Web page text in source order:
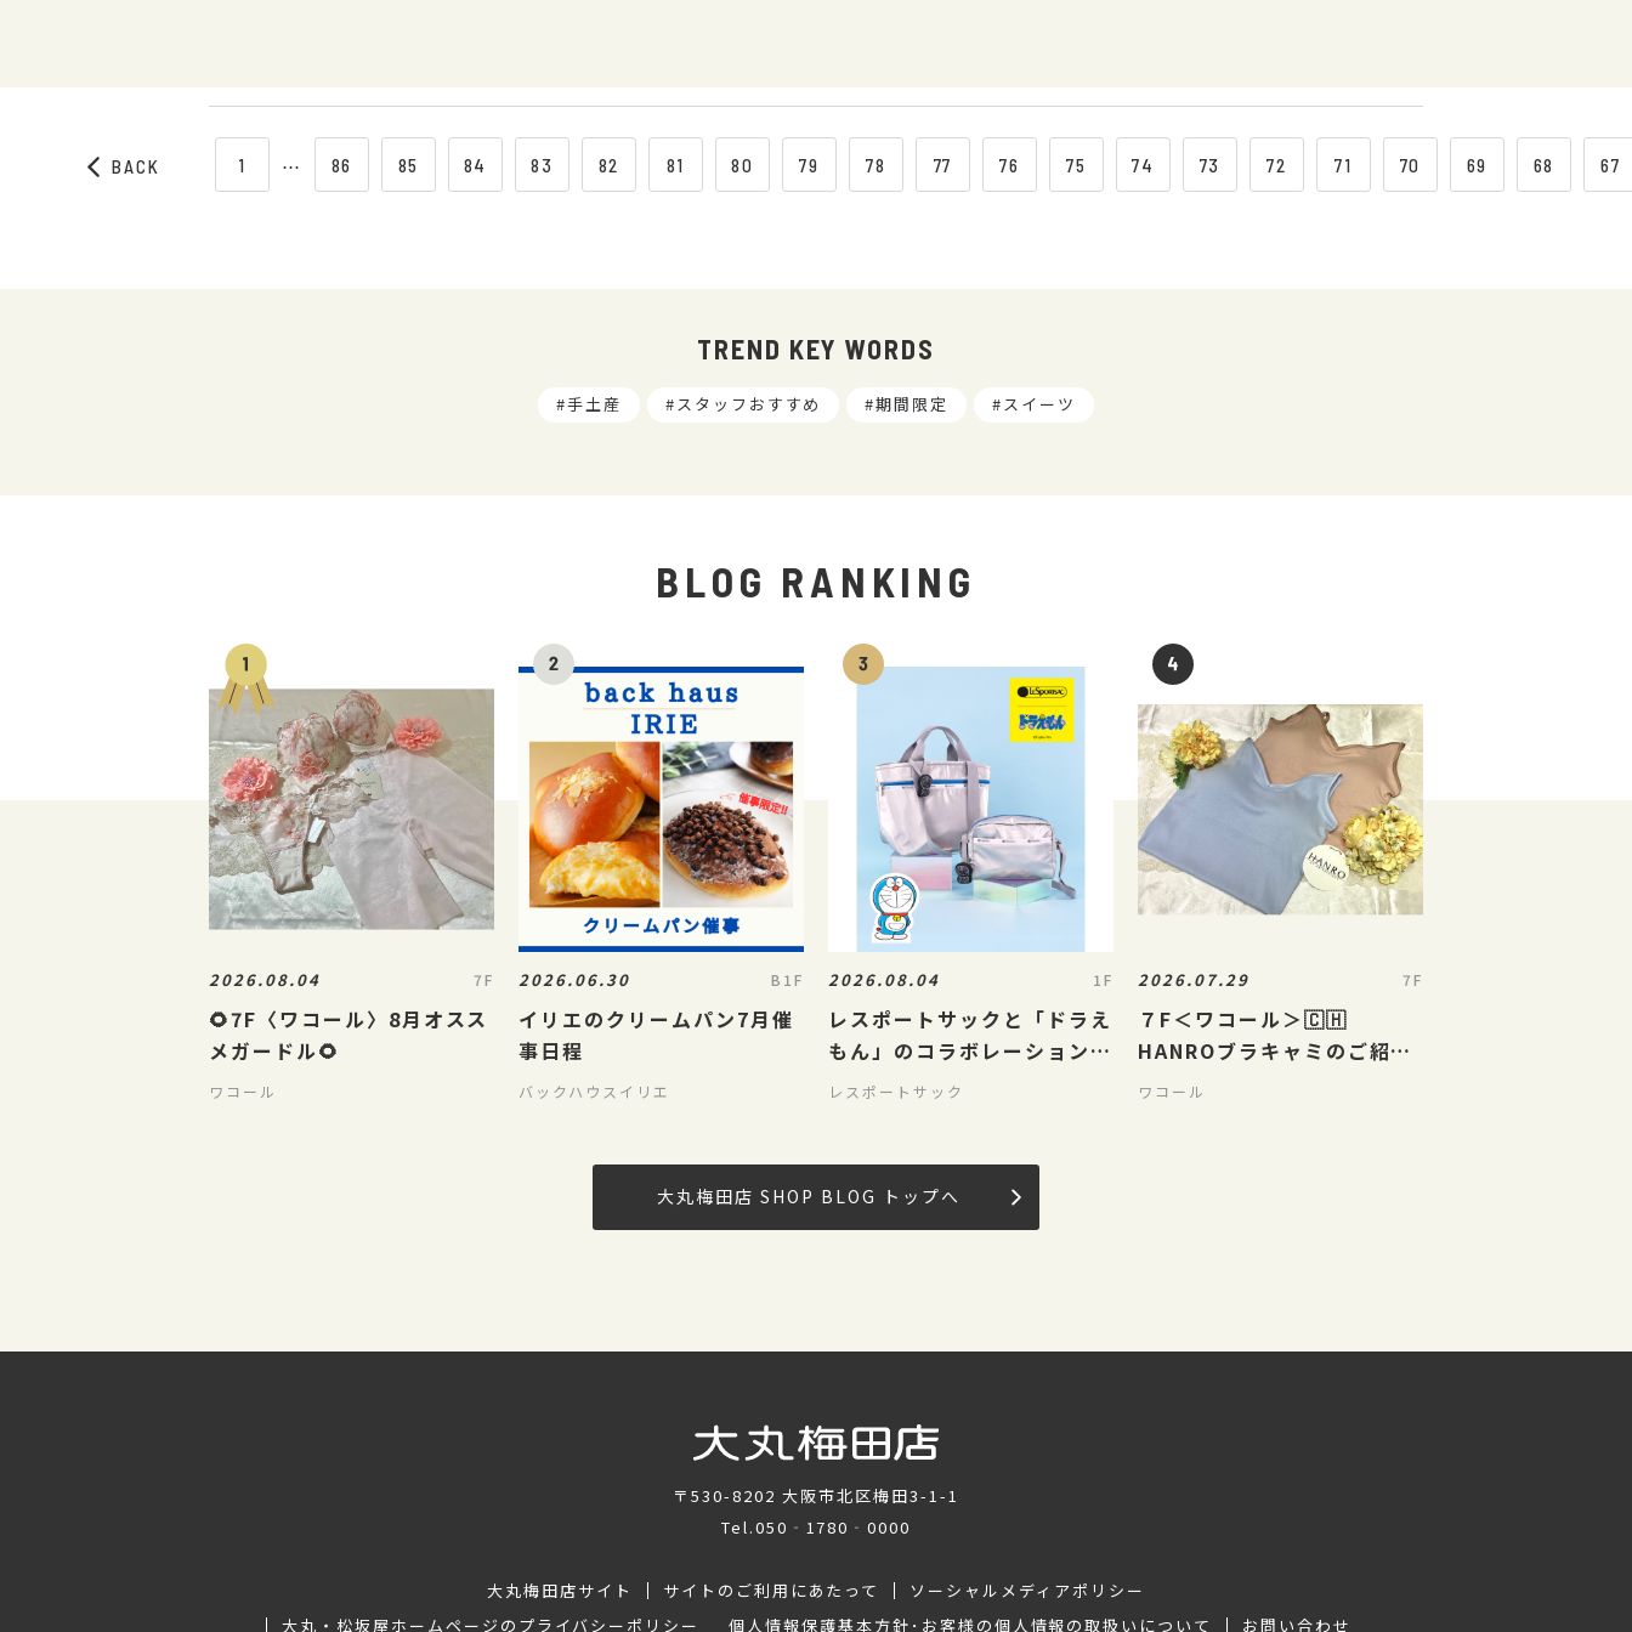
BACK 1 ⋯ 86 85 84 83 82 81 80 79 78 77 76 75 74 73 72 71 70 69 68 67
TREND KEY WORDS
手土産 スタッフおすすめ 期間限定 スイーツ
BLOG RANKING
2026.08.04 7F
🌻7F〈ワコール〉8月オスス
メガードル🌻
ワコール
2026.06.30 B1F
イリエのクリームパン7月催
事日程
バックハウスイリエ
2026.08.04 1F
レスポートサックと「ドラえ
もん」のコラボレーションが
8/5(水)に発売
レスポートサック
2026.07.29 7F
７F＜ワコール＞🇨🇭
HANROブラキャミのご紹介
🇨🇭
ワコール
大丸梅田店 SHOP BLOG トップへ
〒530-8202大阪市北区梅田3-1-1
Tel.050‐1780‐0000
大丸梅田店サイト サイトのご利用にあたって
ソーシャルメディアポリシー
大丸・松坂屋ホームページのプライバシーポリシー
個人情報保護基本方針･お客様の個人情報の取扱いについて お問い合わせ